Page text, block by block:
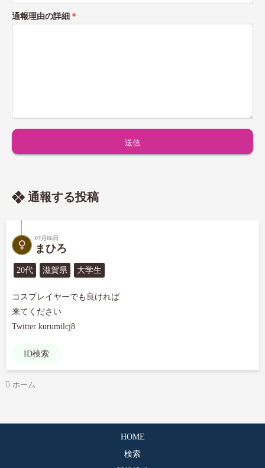
通報理由の詳細 ＊
通報する投稿
07月06日
まひろ
20代 滋賀県 大学生
コスプレイヤーでも良ければ
来てください
Twitter kurumilcj8
ID検索
ホーム
HOME
検索